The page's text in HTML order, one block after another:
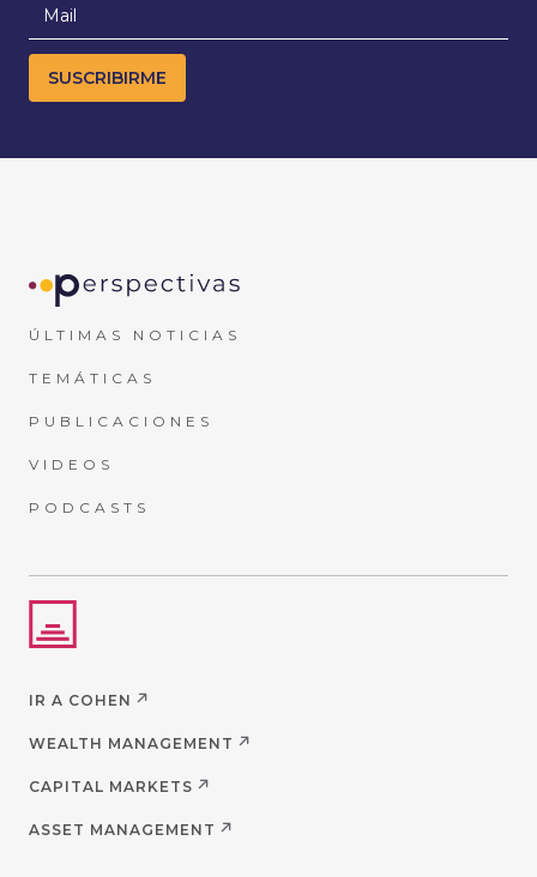
ÚLTIMAS NOTICIAS
TEMÁTICAS
PUBLICACIONES
VIDEOS
PODCASTS
IR A COHEN
WEALTH MANAGEMENT
CAPITAL MARKETS
ASSET MANAGEMENT